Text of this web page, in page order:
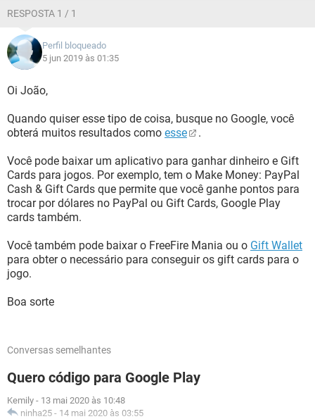
RESPOSTA 1 / 1
Perfil bloqueado
5 jun 2019 às 01:35
Oi João,
Quando quiser esse tipo de coisa, busque no Google, você
obterá muitos resultados como esse .
Você pode baixar um aplicativo para ganhar dinheiro e Gift
Cards para jogos. Por exemplo, tem o Make Money: PayPal
Cash & Gift Cards que permite que você ganhe pontos para
trocar por dólares no PayPal ou Gift Cards, Google Play
cards também.
Você também pode baixar o FreeFire Mania ou o Gift Wallet
para obter o necessário para conseguir os gift cards para o
jogo.
Boa sorte
Conversas semelhantes
Quero código para Google Play
Kemily - 13 mai 2020 às 10:48
ninha25 - 14 mai 2020 às 03:55